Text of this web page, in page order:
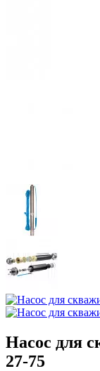
Насос для
27-75